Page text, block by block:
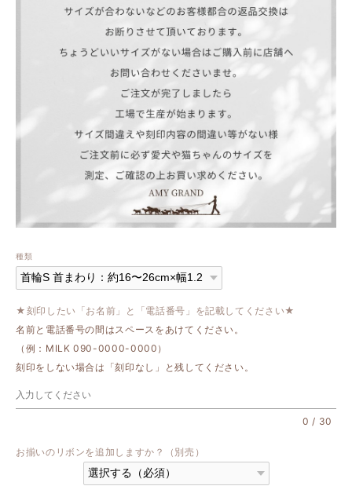
種類
★刻印したい「お名前」と「電話番号」を記載してください★
名前と電話番号の間はスペースをあけてください。
（例：MILK 090-0000-0000）
刻印をしない場合は「刻印なし」と残してください。
0 / 30
お揃いのリボンを追加しますか？（別売）